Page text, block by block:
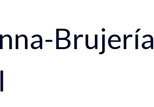
Brujería